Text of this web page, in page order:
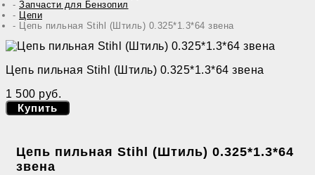
Запчасти для Бензопил
Цепи
Цепь пильная Stihl (Штиль) 0.325*1.3*64 звена
Цепь пильная Stihl (Штиль) 0.325*1.3*64 звена
1 500 руб.
Купить
Цепь пильная Stihl (Штиль) 0.325*1.3*64
звена